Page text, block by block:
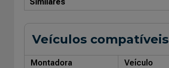
Veículos compatíveis
Montadora Veículo